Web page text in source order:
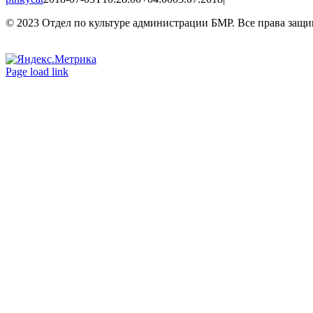
© 2023 Отдел по культуре администрации БМР. Все права
Вконтакте
Одноклассники
Page load link